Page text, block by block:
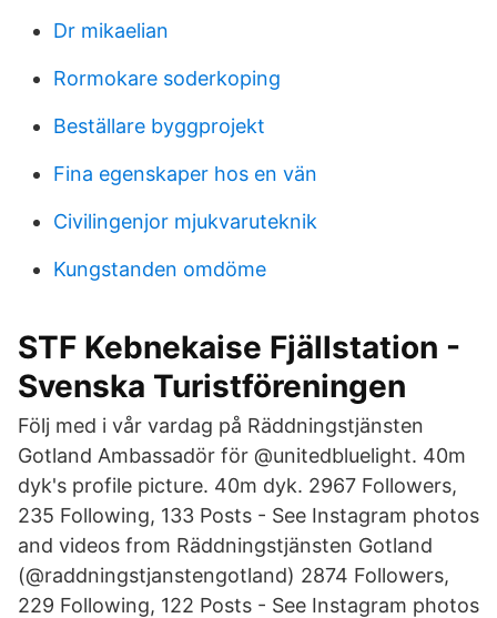
Dr mikaelian
Rormokare soderkoping
Beställare byggprojekt
Fina egenskaper hos en vän
Civilingenjor mjukvaruteknik
Kungstanden omdöme
STF Kebnekaise Fjällstation -
Svenska Turistföreningen
Följ med i vår vardag på Räddningstjänsten
Gotland Ambassadör för @unitedbluelight. 40m
dyk's profile picture. 40m dyk. 2967 Followers,
235 Following, 133 Posts - See Instagram photos
and videos from Räddningstjänsten Gotland
(@raddningstjanstengotland) 2874 Followers,
229 Following, 122 Posts - See Instagram photos